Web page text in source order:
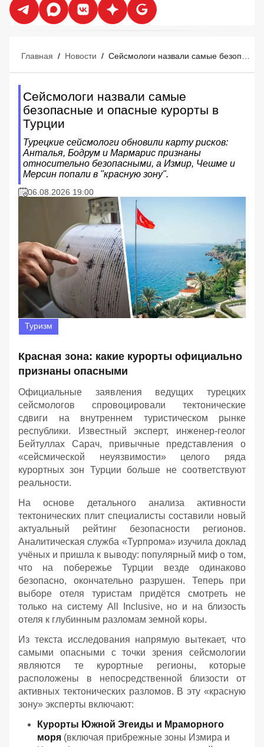
Главная / Новости /
Сейсмологи назвали самые
безопасные и опасные курорты в
Турции
Турецкие сейсмологи обновили карту рисков:
Анталья, Бодрум и Мармарис признаны
относительно безопасными, а Измир, Чешме и
Мерсин попали в "красную зону".
06.08.2026 19:00
Туризм
Красная зона: какие курорты официально
признаны опасными
Официальные заявления ведущих турецких
сейсмологов спровоцировали тектонические
сдвиги на внутреннем туристическом рынке
республики. Известный эксперт, инженер-геолог
Бейтуллах Сарач, привычные представления о
«сейсмической неуязвимости» целого ряда
курортных зон Турции больше не соответствуют
реальности.
На основе детального анализа активности
тектонических плит специалисты составили новый
актуальный рейтинг безопасности регионов.
Аналитическая служба «Турпрома» изучила доклад
учёных и пришла к выводу: популярный миф о том,
что на побережье Турции везде одинаково
безопасно, окончательно разрушен. Теперь при
выборе отеля туристам придётся смотреть не
только на систему All Inclusive, но и на близость
отеля к глубинным разломам земной коры.
Из текста исследования напрямую вытекает, что
самыми опасными с точки зрения сейсмологии
являются те курортные регионы, которые
расположены в непосредственной близости от
активных тектонических разломов. В эту «красную
зону» эксперты включают:
Курорты Южной Эгеиды и Мраморного
моря (включая прибрежные зоны Измира и